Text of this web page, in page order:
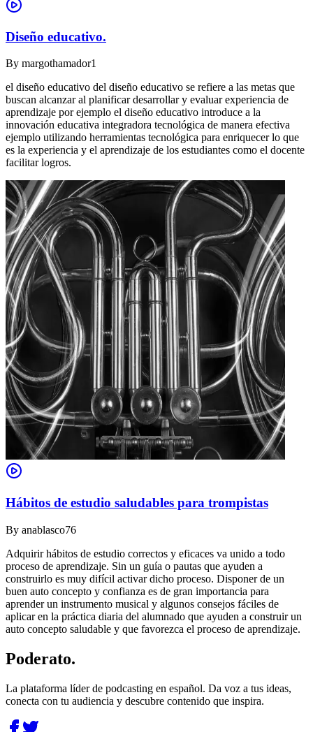
Diseño educativo.
By margothamador1
el diseño educativo del diseño educativo se refiere a las metas que
buscan alcanzar al planificar desarrollar y evaluar experiencia de
aprendizaje por ejemplo el diseño educativo introduce a la
innovación educativa integradora tecnológica de manera efectiva
ejemplo utilizando herramientas tecnológica para enriquecer lo que
es la experiencia y el aprendizaje de los estudiantes como el docente
facilitar logros.
Hábitos de estudio saludables para trompistas
By anablasco76
Adquirir hábitos de estudio correctos y eficaces va unido a todo
proceso de aprendizaje. Sin un guía o pautas que ayuden a
construirlo es muy difícil activar dicho proceso. Disponer de un
buen auto concepto y confianza es de gran importancia para
aprender un instrumento musical y algunos consejos fáciles de
aplicar en la práctica diaria del alumnado que ayuden a construir un
auto concepto saludable y que favorezca el proceso de aprendizaje.
Poderato.
La plataforma líder de podcasting en español. Da voz a tus ideas,
conecta con tu audiencia y descubre contenido que inspira.